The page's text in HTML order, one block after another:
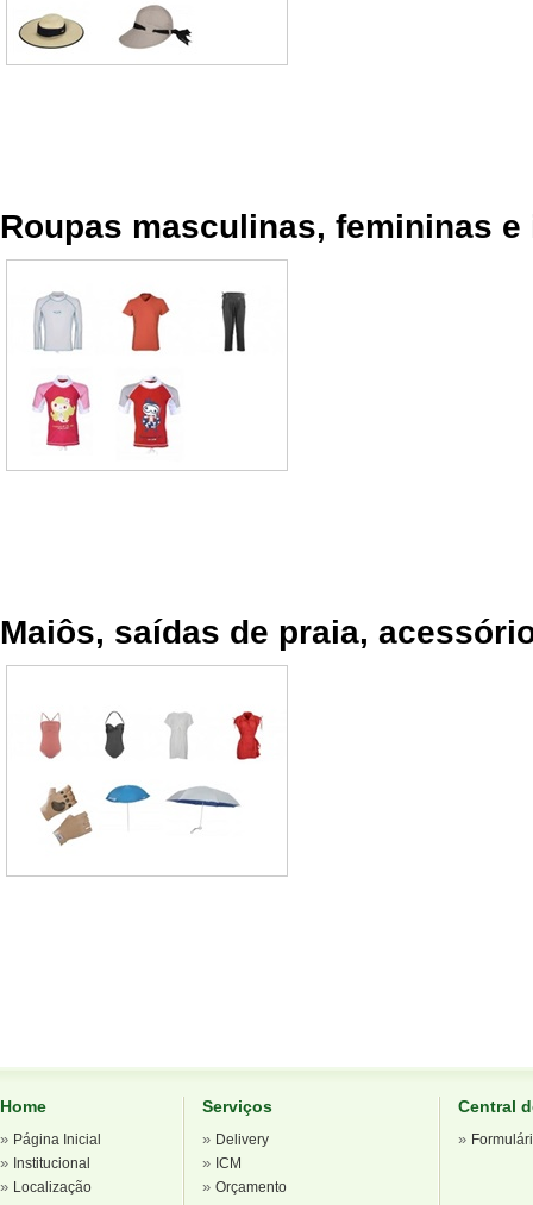
Roupas masculinas, femininas
Maiôs, saídas de praia,
Home
» Página Inicial
» Institucional
» Localização
Serviços
» Delivery
» ICM
» Orçamento
Central
»